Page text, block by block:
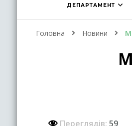
ДЕПАРТАМЕНТ
Головна Новини
Переглядів: 59